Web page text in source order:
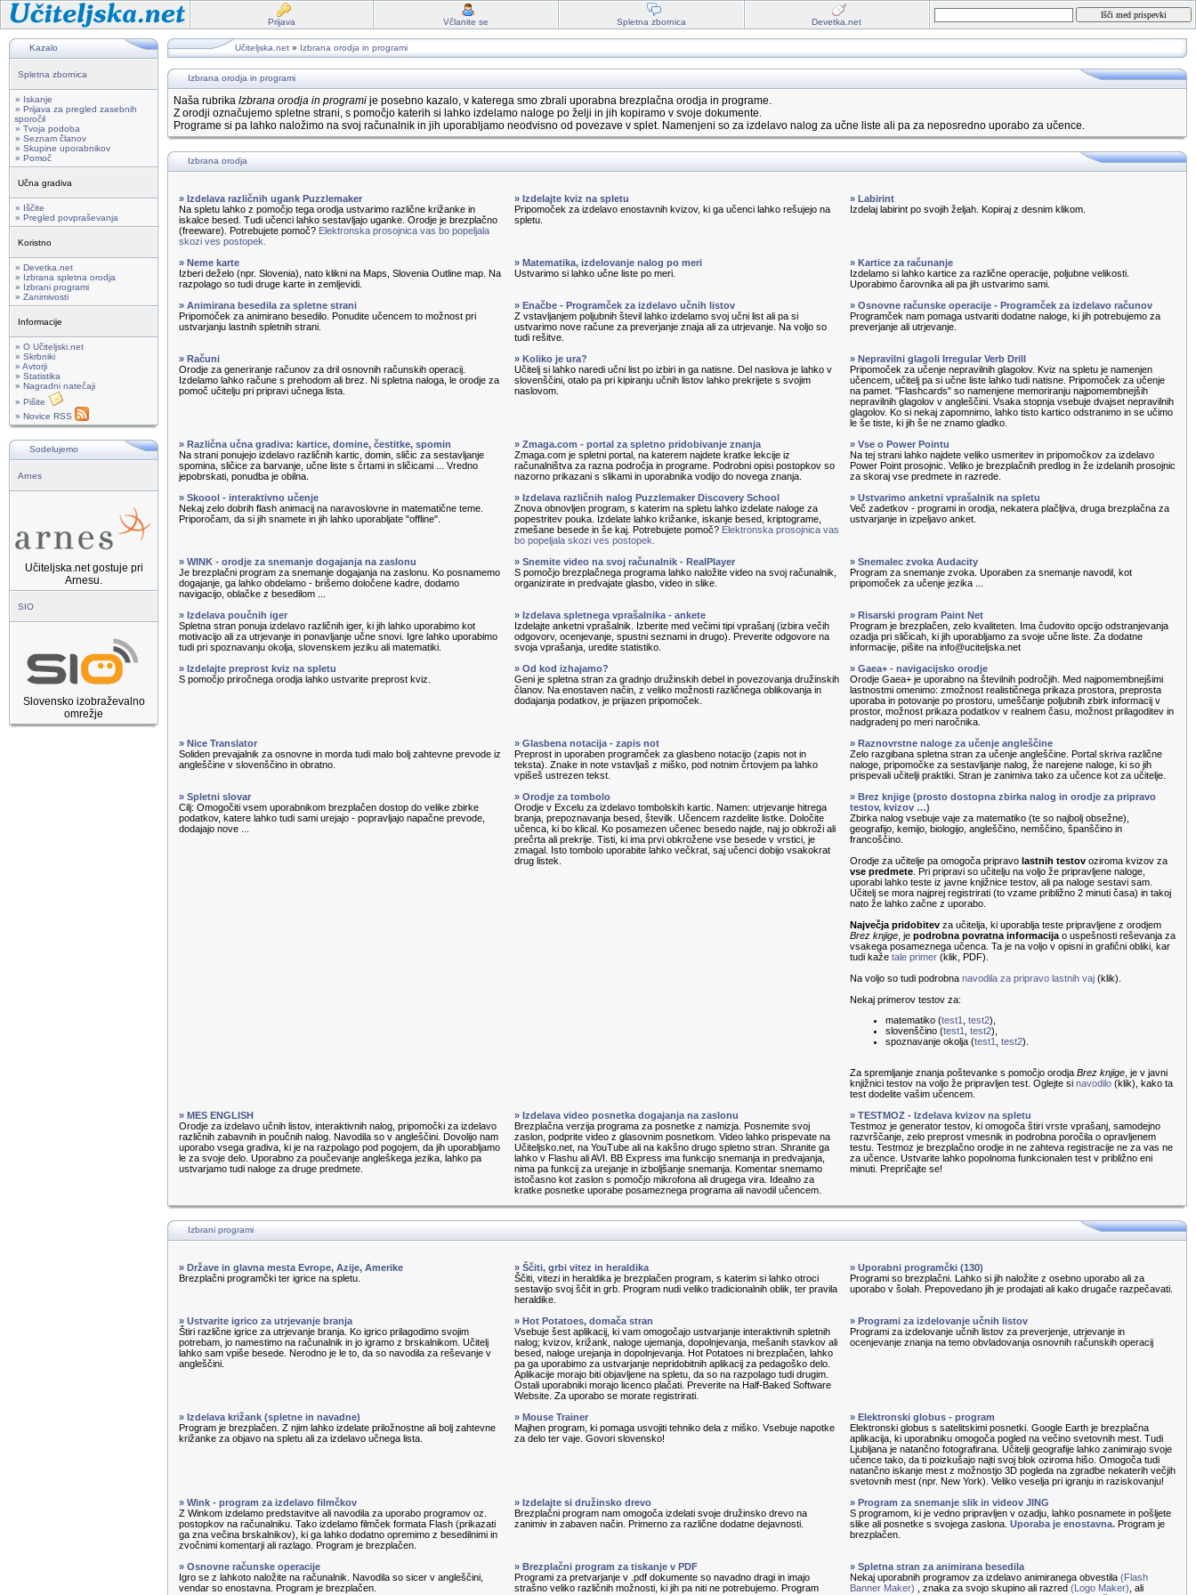
Prijava Včlanite se Spletna zbornica Devetka.net
Kazalo
Spletna zbornica
» Iskanje
» Prijava za pregled zasebnih
sporočil
» Tvoja podoba
» Seznam članov
» Skupine uporabnikov
» Pomoč
Učna gradiva
» Iščite
» Pregled povpraševanja
Koristno
» Devetka.net
» Izbrana spletna orodja
» Izbrani programi
» Zanimivosti
Informacije
» O Učiteljski.net
» Skrbniki
» Avtorji
» Statistika
» Nagradni natečaji
» Pišite
» Novice RSS
Sodelujemo
Arnes
Učiteljska.net gostuje pri
Arnesu.
SIO
Slovensko izobraževalno
omrežje
Učiteljska.net » Izbrana orodja in programi
Izbrana orodja in programi
Naša rubrika Izbrana orodja in programi je posebno kazalo, v katerega smo zbrali uporabna brezplačna orodja in programe.
Z orodji označujemo spletne strani, s pomočjo katerih si lahko izdelamo naloge po želji in jih kopiramo v svoje dokumente.
Programe si pa lahko naložimo na svoj računalnik in jih uporabljamo neodvisno od povezave v splet. Namenjeni so za izdelavo nalog za učne liste ali pa za neposredno uporabo za učence.
Izbrana orodja
» Izdelava različnih ugank Puzzlemaker
Na spletu lahko z pomočjo tega orodja ustvarimo različne križanke in
iskalce besed. Tudi učenci lahko sestavljajo uganke. Orodje je brezplačno
(freeware). Potrebujete pomoč? Elektronska prosojnica vas bo popeljala
skozi ves postopek.
» Izdelajte kviz na spletu
Pripomoček za izdelavo enostavnih kvizov, ki ga učenci lahko rešujejo na
spletu.
» Labirint
Izdelaj labirint po svojih željah. Kopiraj z desnim klikom.
» Neme karte
Izberi deželo (npr. Slovenia), nato klikni na Maps, Slovenia Outline map. Na
razpolago so tudi druge karte in zemljevidi.
» Matematika, izdelovanje nalog po meri
Ustvarimo si lahko učne liste po meri.
» Kartice za računanje
Izdelamo si lahko kartice za različne operacije, poljubne velikosti.
Uporabimo čarovnika ali pa jih ustvarimo sami.
» Animirana besedila za spletne strani
Pripomoček za animirano besedilo. Ponudite učencem to možnost pri
ustvarjanju lastnih spletnih strani.
» Enačbe - Programček za izdelavo učnih listov
Z vstavljanjem poljubnih števil lahko izdelamo svoj učni list ali pa si
ustvarimo nove račune za preverjanje znaja ali za utrjevanje. Na voljo so
tudi rešitve.
» Osnovne računske operacije - Programček za izdelavo računov
Programček nam pomaga ustvariti dodatne naloge, ki jih potrebujemo za
preverjanje ali utrjevanje.
» Računi
Orodje za generiranje računov za dril osnovnih računskih operacij.
Izdelamo lahko račune s prehodom ali brez. Ni spletna naloga, le orodje za
pomoč učitelju pri pripravi učnega lista.
» Koliko je ura?
Učitelj si lahko naredi učni list po izbiri in ga natisne. Del naslova je lahko v
slovenščini, otalo pa pri kipiranju učnih listov lahko prekrijete s svojim
naslovom.
» Nepravilni glagoli Irregular Verb Drill
Pripomoček za učenje nepravilnih glagolov. Kviz na spletu je namenjen
učencem, učitelj pa si učne liste lahko tudi natisne. Pripomoček za učenje
na pamet. "Flashcards" so namenjene memoriranju najpomembnejših
nepravilnih glagolov v angleščini. Vsaka stopnja vsebuje dvajset nepravilnih
glagolov. Ko si nekaj zapomnimo, lahko tisto kartico odstranimo in se učimo
le še tiste, ki jih še ne znamo gladko.
» Različna učna gradiva: kartice, domine, čestitke, spomin
Na strani ponujejo izdelavo različnih kartic, domin, sličic za sestavljanje
spomina, sličice za barvanje, učne liste s črtami in sličicami ... Vredno
jepobrskati, ponudba je obilna.
» Zmaga.com - portal za spletno pridobivanje znanja
Zmaga.com je spletni portal, na katerem najdete kratke lekcije iz
računalništva za razna področja in programe. Podrobni opisi postopkov so
nazorno prikazani s slikami in uporabnika vodijo do novega znanja.
» Vse o Power Pointu
Na tej strani lahko najdete veliko usmeritev in pripomočkov za izdelavo
Power Point prosojnic. Veliko je brezplačnih predlog in že izdelanih prosojnic
za skoraj vse predmete in razrede.
» Skoool - interaktivno učenje
Nekaj zelo dobrih flash animacij na naravoslovne in matematične teme.
Priporočam, da si jih snamete in jih lahko uporabljate "offline".
» Izdelava različnih nalog Puzzlemaker Discovery School
Znova obnovljen program, s katerim na spletu lahko izdelate naloge za
popestritev pouka. Izdelate lahko križanke, iskanje besed, kriptograme,
zmešane besede in še kaj. Potrebujete pomoč? Elektronska prosojnica vas
bo popeljala skozi ves postopek.
» Ustvarimo anketni vprašalnik na spletu
Več zadetkov - programi in orodja, nekatera plačljiva, druga brezplačna za
ustvarjanje in izpeljavo anket.
» WINK - orodje za snemanje dogajanja na zaslonu
Je brezplačni program za snemanje dogajanja na zaslonu. Ko posnamemo
dogajanje, ga lahko obdelamo - brišemo določene kadre, dodamo
navigacijo, oblačke z besedilom ...
» Snemite video na svoj računalnik - RealPlayer
S pomočjo brezplačnega programa lahko naložite video na svoj računalnik,
organizirate in predvajate glasbo, video in slike.
» Snemalec zvoka Audacity
Program za snemanje zvoka. Uporaben za snemanje navodil, kot
pripomoček za učenje jezika ...
» Izdelava poučnih iger
Spletna stran ponuja izdelavo različnih iger, ki jih lahko uporabimo kot
motivacijo ali za utrjevanje in ponavljanje učne snovi. Igre lahko uporabimo
tudi pri spoznavanju okolja, slovenskem jeziku ali matematiki.
» Izdelava spletnega vprašalnika - ankete
Izdelajte anketni vprašalnik. Izberite med večimi tipi vprašanj (izbira večih
odgovorv, ocenjevanje, spustni seznami in drugo). Preverite odgovore na
svoja vprašanja, uredite statistiko.
» Risarski program Paint Net
Program je brezplačen, zelo kvaliteten. Ima čudovito opcijo odstranjevanja
ozadja pri sličicah, ki jih uporabljamo za svoje učne liste. Za dodatne
informacije, pišite na info@uciteljska.net
» Izdelajte preprost kviz na spletu
S pomočjo priročnega orodja lahko ustvarite preprost kviz.
» Od kod izhajamo?
Geni je spletna stran za gradnjo družinskih debel in povezovanja družinskih
članov. Na enostaven način, z veliko možnosti različnega oblikovanja in
dodajanja podatkov, je prijazen pripomoček.
» Gaea+ - navigacijsko orodje
Orodje Gaea+ je uporabno na številnih področjih. Med najpomembnejšimi
lastnostmi omenimo: zmožnost realističnega prikaza prostora, preprosta
uporaba in potovanje po prostoru, umeščanje poljubnih zbirk informacij v
prostor, možnost prikaza podatkov v realnem času, možnost prilagoditev in
nadgradenj po meri naročnika.
» Nice Translator
Soliden prevajalnik za osnovne in morda tudi malo bolj zahtevne prevode iz
angleščine v slovenščino in obratno.
» Glasbena notacija - zapis not
Preprost in uporaben programček za glasbeno notacijo (zapis not in
teksta). Znake in note vstavljaš z miško, pod notnim črtovjem pa lahko
vpišeš ustrezen tekst.
» Raznovrstne naloge za učenje angleščine
Zelo razgibana spletna stran za učenje angleščine. Portal skriva različne
naloge, pripomočke za sestavljanje nalog, že narejene naloge, ki so jih
prispevali učitelji praktiki. Stran je zanimiva tako za učence kot za učitelje.
» Spletni slovar
Cilj: Omogočiti vsem uporabnikom brezplačen dostop do velike zbirke
podatkov, katere lahko tudi sami urejajo - popravljajo napačne prevode,
dodajajo nove ...
» Orodje za tombolo
Orodje v Excelu za izdelavo tombolskih kartic. Namen: utrjevanje hitrega
branja, prepoznavanja besed, številk. Učencem razdelite listke. Določite
učenca, ki bo klical. Ko posamezen učenec besedo najde, naj jo obkroži ali
prečrta ali prekrije. Tisti, ki ima prvi obkrožene vse besede v vrstici, je
zmagal. Isto tombolo uporabite lahko večkrat, saj učenci dobijo vsakokrat
drug listek.
» Brez knjige (prosto dostopna zbirka nalog in orodje za pripravo
testov, kvizov …)
Zbirka nalog vsebuje vaje za matematiko (te so najbolj obsežne),
geografijo, kemijo, biologijo, angleščino, nemščino, španščino in
francoščino.
Orodje za učitelje pa omogoča pripravo lastnih testov oziroma kvizov za
vse predmete . Pri pripravi so učitelju na voljo že pripravljene naloge,
uporabi lahko teste iz javne knjižnice testov, ali pa naloge sestavi sam.
Učitelj se mora najprej registrirati (to vzame približno 2 minuti časa) in takoj
nato že lahko začne z uporabo.
Največja pridobitev za učitelja, ki uporablja teste pripravljene z orodjem
Brez knjige , je podrobna povratna informacija o uspešnosti reševanja za
vsakega posameznega učenca. Ta je na voljo v opisni in grafični obliki, kar
tudi kaže tale primer (klik, PDF).
Na voljo so tudi podrobna navodila za pripravo lastnih vaj (klik).
Nekaj primerov testov za:
matematiko (test1 test2),
slovenščino (test1 test2),
spoznavanje okolja (test1 test2).
Za spremljanje znanja poštevanke s pomočjo orodja Brez knjige , je v javni
knjižnici testov na voljo že pripravljen test. Oglejte si navodilo (klik), kako ta
test dodelite vašim učencem.
» MES ENGLISH
Orodje za izdelavo učnih listov, interaktivnih nalog, pripomočki za izdelavo
različnih zabavnih in poučnih nalog. Navodila so v angleščini. Dovolijo nam
uporabo vsega gradiva, ki je na razpolago pod pogojem, da jih uporabljamo
le za svoje delo. Uporabno za poučevanje angleškega jezika, lahko pa
ustvarjamo tudi naloge za druge predmete.
» Izdelava video posnetka dogajanja na zaslonu
Brezplačna verzija programa za posnetke z namizja. Posnemite svoj
zaslon, podprite video z glasovnim posnetkom. Video lahko prispevate na
Učiteljsko.net, na YouTube ali na kakšno drugo spletno stran. Shranite ga
lahko v Flashu ali AVI. BB Express ima funkcijo snemanja in predvajanja,
nima pa funkcij za urejanje in izboljšanje snemanja. Komentar snemamo
istočasno kot zaslon s pomočjo mikrofona ali drugega vira. Idealno za
kratke posnetke uporabe posameznega programa ali navodil učencem.
» TESTMOZ - Izdelava kvizov na spletu
Testmoz je generator testov, ki omogoča štiri vrste vprašanj, samodejno
razvrščanje, zelo preprost vmesnik in podrobna poročila o opravljenem
testu. Testmoz je brezplačno orodje in ne zahteva registracije ne za vas ne
za učence. Ustvarite lahko popolnoma funkcionalen test v približno eni
minuti. Prepričajte se!
Izbrani programi
» Države in glavna mesta Evrope, Azije, Amerike
Brezplačni programčki ter igrice na spletu.
» Ščiti, grbi vitez in heraldika
Ščiti, vitezi in heraldika je brezplačen program, s katerim si lahko otroci
sestavijo svoj ščit in grb. Program nudi veliko tradicionalnih oblik, ter pravila
heraldike.
» Uporabni programčki (130)
Programi so brezplačni. Lahko si jih naložite z osebno uporabo ali za
uporabo v šolah. Prepovedano jih je prodajati ali kako drugače razpečavati.
» Ustvarite igrico za utrjevanje branja
Štiri različne igrice za utrjevanje branja. Ko igrico prilagodimo svojim
potrebam, jo namestimo na računalnik in jo igramo z brskalnikom. Učitelj
lahko sam vpiše besede. Nerodno je le to, da so navodila za reševanje v
angleščini.
» Hot Potatoes, domača stran
Vsebuje šest aplikacij, ki vam omogočajo ustvarjanje interaktivnih spletnih
nalog; kvizov, križank, naloge ujemanja, dopolnjevanja, mešanih stavkov ali
besed, naloge urejanja in dopolnjevanja. Hot Potatoes ni brezplačen, lahko
pa ga uporabimo za ustvarjanje nepridobitnih aplikacij za pedagoško delo.
Aplikacije morajo biti objavljene na spletu, da so na razpolago tudi drugim.
Ostali uporabniki morajo licenco plačati. Preverite na Half-Baked Software
Website. Za uporabo se morate registrirati.
» Programi za izdelovanje učnih listov
Programi za izdelovanje učnih listov za preverjenje, utrjevanje in
ocenjevanje znanja na temo obvladovanja osnovnih računskih operacij
» Izdelava križank (spletne in navadne)
Program je brezplačen. Z njim lahko izdelate priložnostne ali bolj zahtevne
križanke za objavo na spletu ali za izdelavo učnega lista.
» Mouse Trainer
Majhen program, ki pomaga usvojiti tehniko dela z miško. Vsebuje napotke
za delo ter vaje. Govori slovensko!
» Elektronski globus - program
Elektronski globus s satelitskimi posnetki. Google Earth je brezplačna
aplikacija, ki uporabniku omogoča pogled na večino svetovnih mest. Tudi
Ljubljana je natančno fotografirana. Učitelji geografije lahko zanimirajo svoje
učence tako, da ti poizkušajo najti svoj blok oziroma hišo. Omogoča tudi
natančno iskanje mest z možnostjo 3D pogleda na zgradbe nekaterih večjih
svetovnih mest (npr. New York). Veliko veselja pri igranju in raziskovanju!
» Wink - program za izdelavo filmčkov
Z Winkom izdelamo predstavitve ali navodila za uporabo programov oz.
postopkov na računalniku. Tako izdelamo filmček formata Flash (prikazati
ga zna večina brskalnikov), ki ga lahko dodatno opremimo z besedilnimi in
zvočnimi komentarji ali razlago. Program je brezplačen.
» Izdelajte si družinsko drevo
Brezplačni program nam omogoča izdelati svoje družinsko drevo na
zanimiv in zabaven način. Primerno za različne dodatne dejavnosti.
» Program za snemanje slik in videov JING
S programom, ki je vedno pripravljen v ozadju, lahko posnamete in pošljete
slike ali posnetke s svojega zaslona. Uporaba je enostavna. Program je
brezplačen.
» Osnovne računske operacije
Igro se z lahkoto naložite na računalnik. Navodila so sicer v angleščini,
vendar so enostavna. Program je brezplačen.
» Brezplačni program za tiskanje v PDF
Programi za pretvarjanje v .pdf dokumente so navadno dragi in imajo
strašno veliko različnih možnosti, ki jih pa niti ne potrebujemo. Program
» Spletna stran za animirana besedila
Nekaj uporabnih programov za izdelavo animiranega obvestila (Flash
Banner Maker) , znaka za svojo skupino ali razred (Logo Maker) , ali